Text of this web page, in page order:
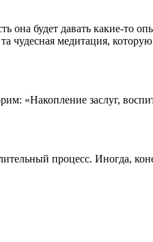
она будет давать какие-то
чудесная медитация,
«Накопление заслуг,
процесс. Иногда,